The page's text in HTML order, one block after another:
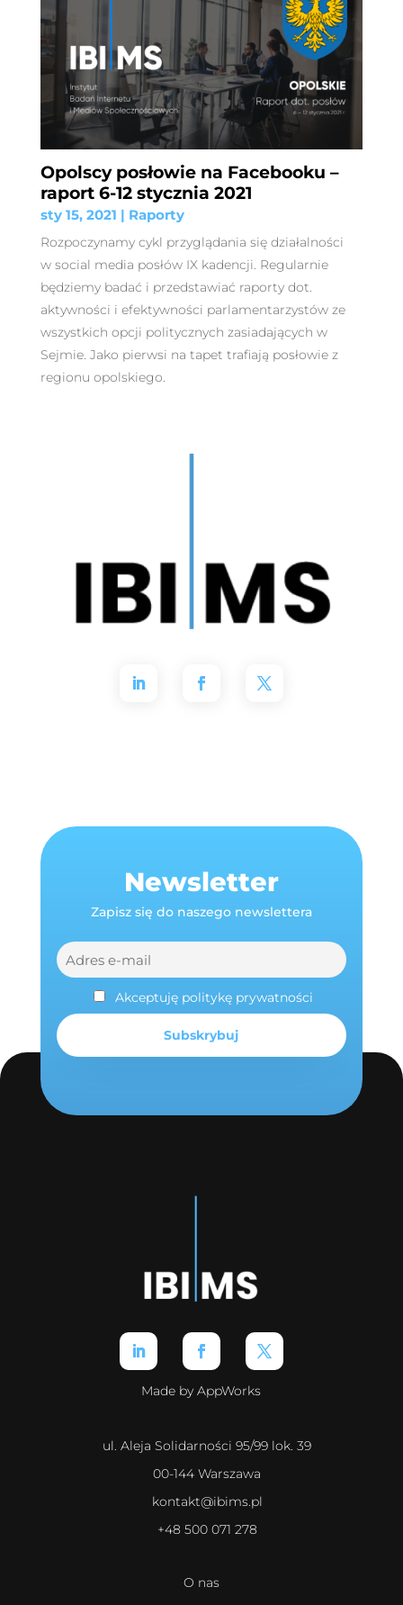
Opolscy posłowie na Facebooku –
raport 6-12 stycznia 2021
sty 15, 2021 | Raporty
Rozpoczynamy cykl przyglądania się działalności
w social media posłów IX kadencji. Regularnie
będziemy badać i przedstawiać raporty dot.
aktywności i efektywności parlamentarzystów ze
wszystkich opcji politycznych zasiadających w
Sejmie. Jako pierwsi na tapet trafiają posłowie z
regionu opolskiego.
Newsletter
Zapisz się do naszego newslettera
Akceptuję politykę prywatności
Made by AppWorks
ul. Aleja Solidarności 95/99 lok. 39
00-144 Warszawa
kontakt@ibims.pl
+48 500 071 278
O nas